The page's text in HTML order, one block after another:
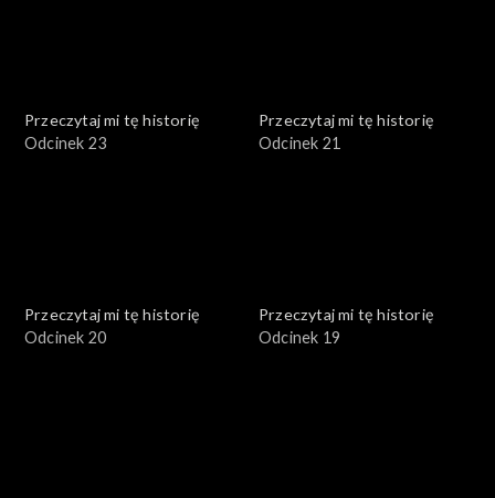
Przeczytaj mi tę historię
Odcinek 23
Przeczytaj mi tę historię
Odcinek 21
Przeczytaj mi tę historię
Odcinek 20
Przeczytaj mi tę historię
Odcinek 19